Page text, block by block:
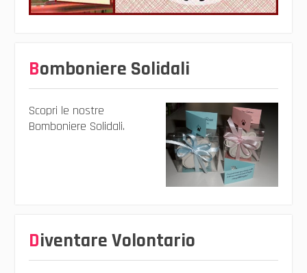
Bomboniere Solidali
Scopri le nostre
Bomboniere Solidali.
Diventare Volontario